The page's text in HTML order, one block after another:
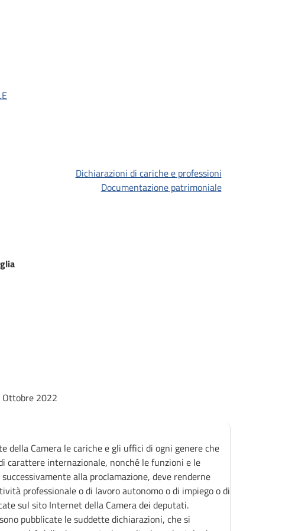
Dichiarazioni di cariche e professioni
Documentazione patrimoniale
2022
della Camera le cariche e gli uffici di ogni genere che
carattere internazionale, nonché le funzioni e le
alla proclamazione, deve renderne
professionale o di lavoro autonomo o di impiego o di
sul sito Internet della Camera dei deputati.
pubblicate le suddette dichiarazioni, che si